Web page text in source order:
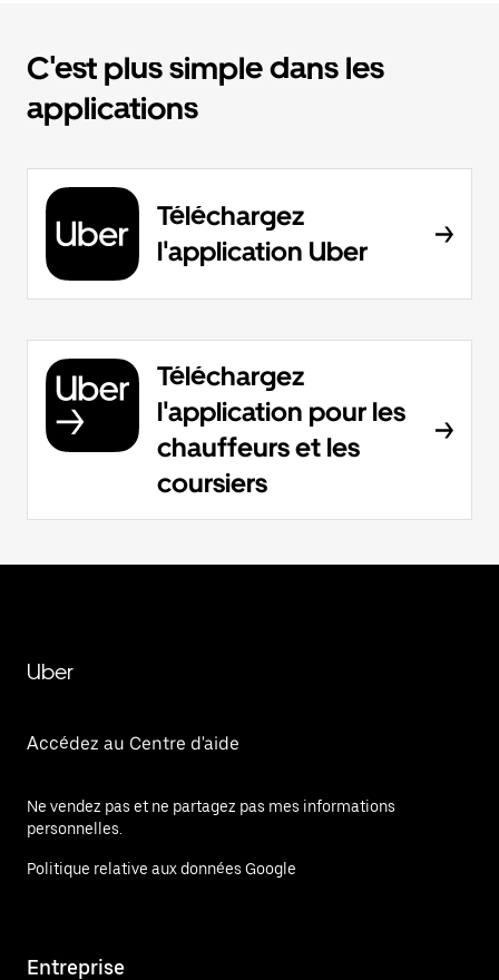
C'est plus simple dans les
applications
Téléchargez
l'application Uber
Téléchargez
l'application pour les
chauffeurs et les
coursiers
Uber
Accédez au Centre d'aide
Ne vendez pas et ne partagez pas mes informations
personnelles.
Politique relative aux données Google
Entreprise